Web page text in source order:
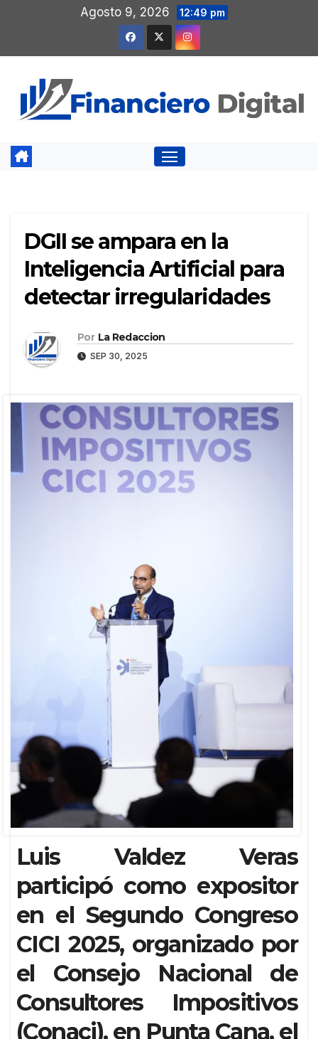
contenido
Agosto 9, 2026 12:49 pm
DGII se ampara en la
Inteligencia Artificial para
detectar irregularidades
Por La Redaccion
SEP 30, 2025
Luis Valdez Veras
participó como expositor
en el Segundo Congreso
CICI 2025, organizado por
el Consejo Nacional de
Consultores Impositivos
(Conaci), en Punta Cana, el